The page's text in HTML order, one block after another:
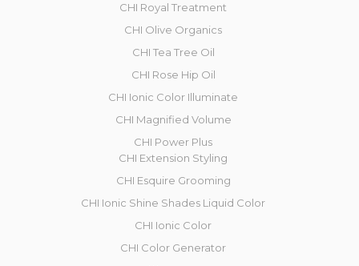
CHI Royal Treatment
CHI Olive Organics
CHI Tea Tree Oil
CHI Rose Hip Oil
CHI Ionic Color Illuminate
CHI Magnified Volume
CHI Power Plus
CHI Extension Styling
CHI Esquire Grooming
CHI Ionic Shine Shades Liquid Color
CHI Ionic Color
CHI Color Generator